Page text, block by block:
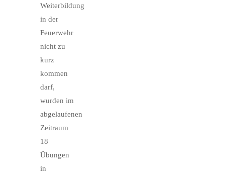
Weiterbildung
in der
Feuerwehr
nicht zu
kurz
kommen
darf,
wurden im
abgelaufenen
Zeitraum
18
Übungen
in